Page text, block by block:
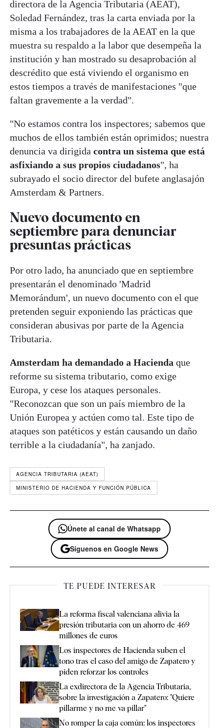
directora de la Agencia Tributaria (AEAT),
Soledad Fernández, tras la carta enviada por la
misma a los trabajadores de la AEAT en la que
muestra su respaldo a la labor que desempeña la
institución y han mostrado su desaprobación al
descrédito que está viviendo el organismo en
estos tiempos a través de manifestaciones "que
faltan gravemente a la verdad".
"No estamos contra los inspectores; sabemos que
muchos de ellos también están oprimidos; nuestra
denuncia va dirigida contra un sistema que está
asfixiando a sus propios ciudadanos", ha
subrayado el socio director del bufete anglasajón
Amsterdam & Partners.
Nuevo documento en
septiembre para denunciar
presuntas prácticas
Por otro lado, ha anunciado que en septiembre
presentarán el denominado 'Madrid
Memorándum', un nuevo documento con el que
pretenden seguir exponiendo las prácticas que
consideran abusivas por parte de la Agencia
Tributaria.
Amsterdam ha demandado a Hacienda que
reforme su sistema tributario, como exige
Europa, y cese los ataques personales.
"Reconozcan que son un país miembro de la
Unión Europea y actúen como tal. Este tipo de
ataques son patéticos y están causando un daño
terrible a la ciudadanía", ha zanjado.
AGENCIA TRIBUTARIA (AEAT)
MINISTERIO DE HACIENDA Y FUNCIÓN PÚBLICA
Únete al canal de Whatsapp
Síguenos en Google News
TE PUEDE INTERESAR
La reforma fiscal valenciana alivia la
presión tributaria con un ahorro de 469
millones de euros
Los inspectores de Hacienda suben el
tono tras el caso del amigo de Zapatero y
piden reforzar los controles
La exdirectora de la Agencia Tributaria,
sobre la investigación a Zapatero: "Quiere
pillarme y no me va pillar"
No romper la caja común: los inspectores